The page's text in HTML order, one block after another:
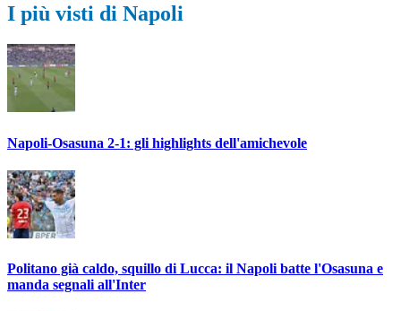
I più visti di Napoli
Napoli-Osasuna 2-1: gli highlights dell'amichevole
Politano già caldo, squillo di Lucca: il Napoli batte l'Osasuna e
manda segnali all'Inter